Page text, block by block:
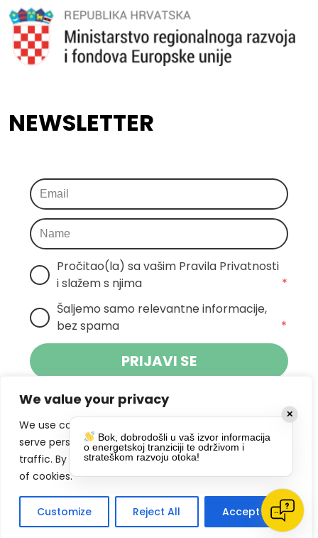
We value your privacy
We use cookies to enhance your browsing experience,
serve personalized ads or content, and analyze our
traffic. By clicking "Accept All", you consent to our use
of cookies.
Customize Reject All Accept All
NEWSLETTER
Pročitao(la) sa vašim Pravila Privatnosti
i slažem s njima
*
Šaljemo samo relevantne informacije,
bez spama
*
PRIJAVI SE
Klikom na gumb dajete suglasnost za
primanje novosti Pokreta Otoka te se
slažete spolitikom privatnosti.
DRUŠTVENE MREŽE
✕
Bok, dobrodošli u vaš izvor informacija
o energetskoj tranziciji te održivom i
strateškom razvoju otoka!